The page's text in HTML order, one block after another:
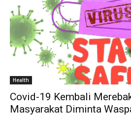
Health
Covid-19 Kembali
Masyarakat Diminta